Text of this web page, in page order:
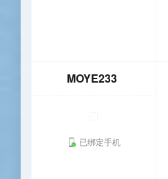
MOYE233
已绑定手机